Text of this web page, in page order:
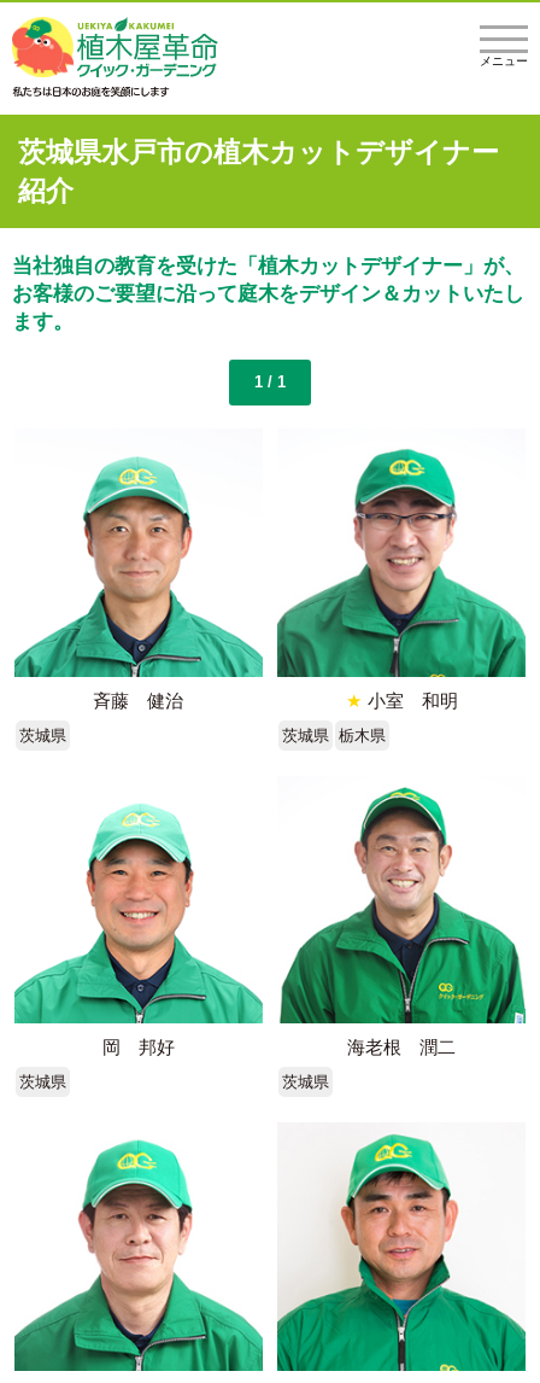
メニュー
茨城県水戸市の植木カットデザイナー
紹介
当社独自の教育を受けた「植木カットデザイナー」が、
お客様のご要望に沿って庭木をデザイン＆カットいたし
ます。
1 / 1
斉藤 健治
茨城県
★ 小室 和明
茨城県 栃木県
岡 邦好
茨城県
海老根 潤二
茨城県